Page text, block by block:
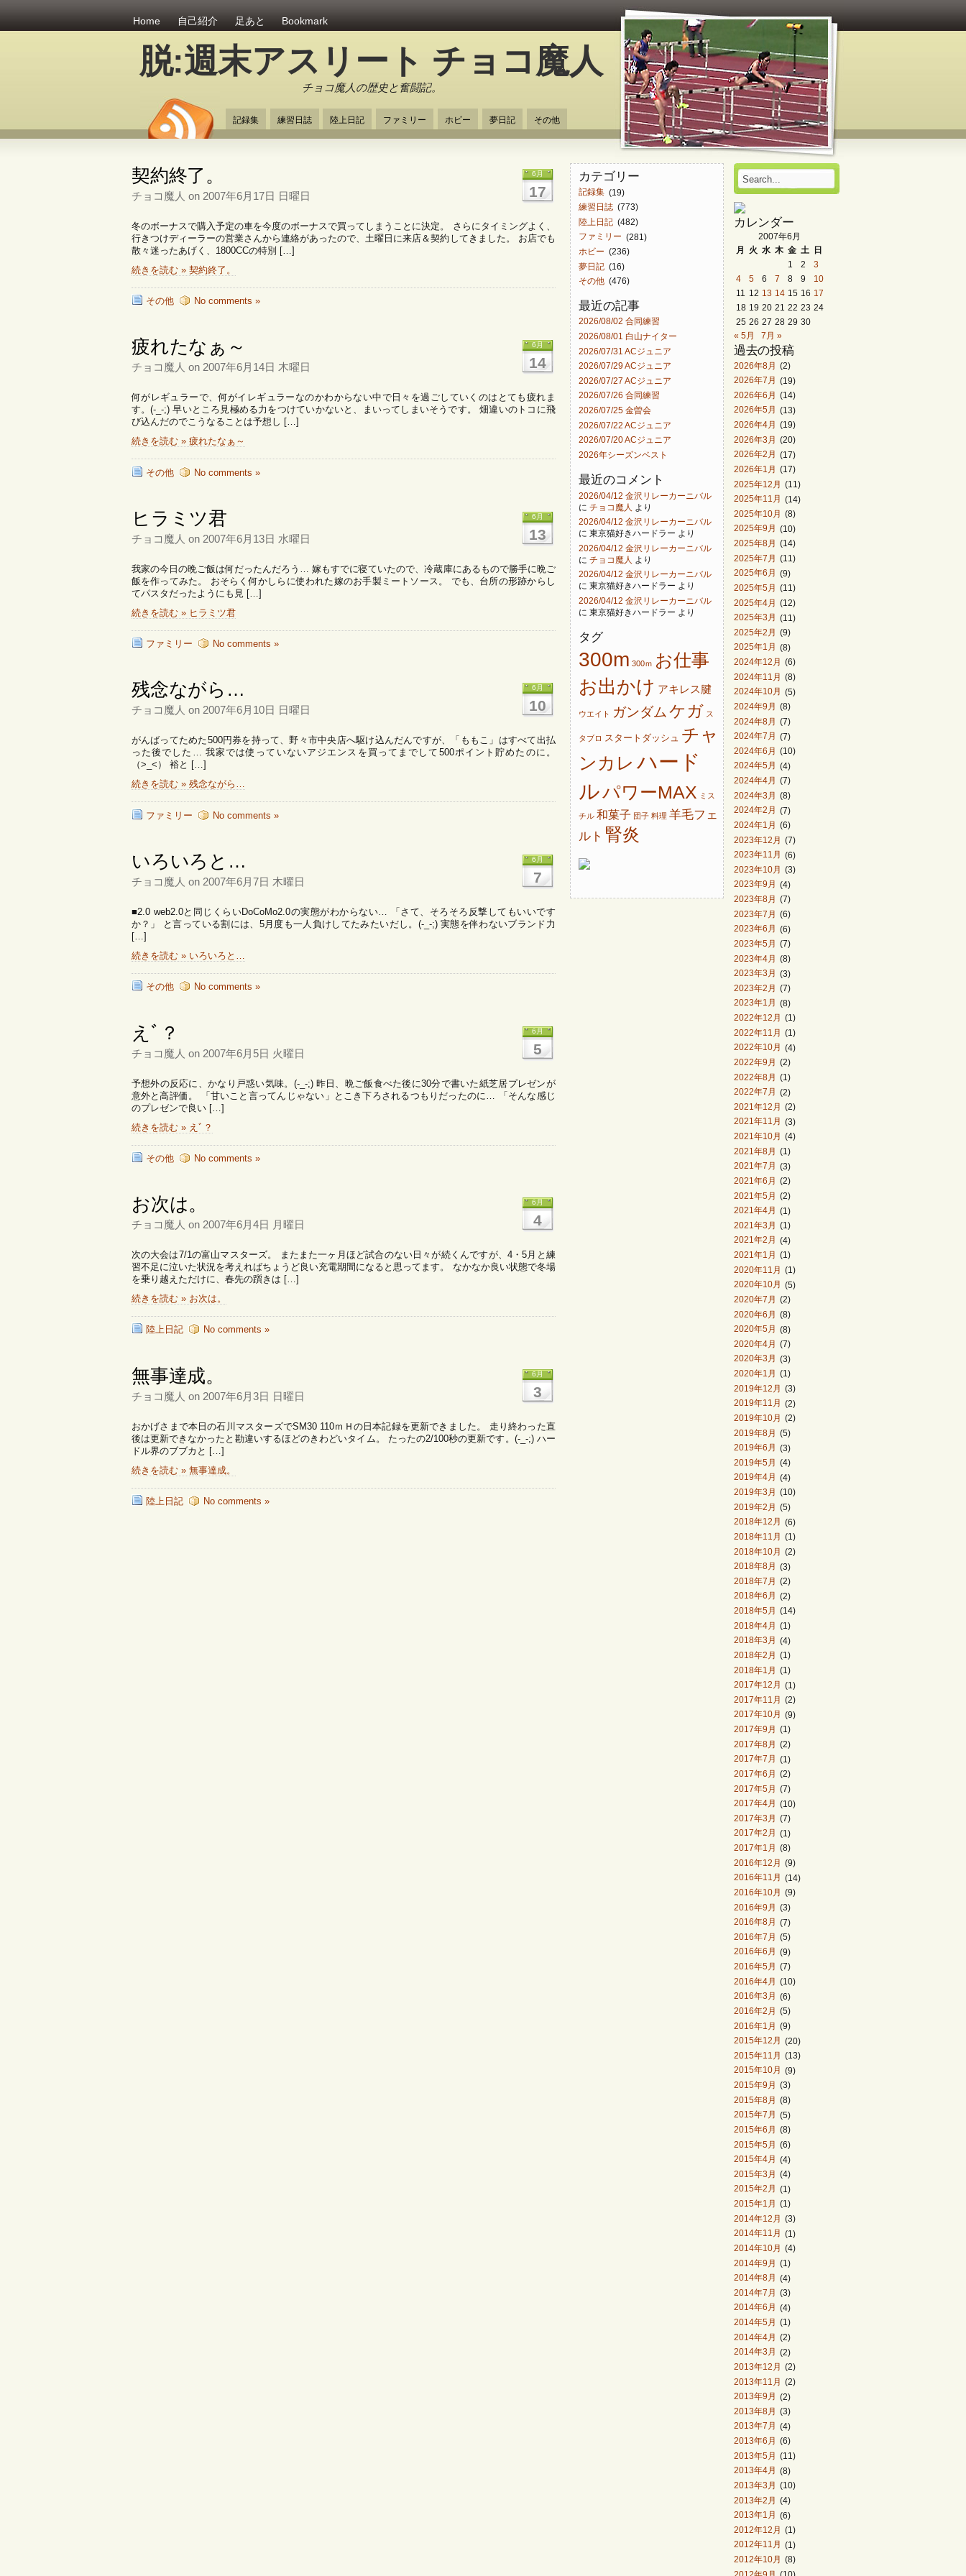
Home 自己紹介 足あと Bookmark
脱:週末アスリート チョコ魔人
チョコ魔人の歴史と奮闘記。
記録集 練習日誌 陸上日記 ファミリー ホビー 夢日記 その他
6月
17
契約終了。
チョコ魔人 on 2007年6月17日 日曜日
冬のボーナスで購入予定の車を今度のボーナスで買ってしまうことに決定。 さらにタイミングよく、
行きつけディーラーの営業さんから連絡があったので、土曜日に来店＆契約してきました。 お店でも
散々迷ったあげく、1800CCの特別 […]
続きを読む » 契約終了。
その他 No comments »
6月
14
疲れたなぁ～
チョコ魔人 on 2007年6月14日 木曜日
何がレギュラーで、何がイレギュラーなのかわからない中で日々を過ごしていくのはとても疲れま
す。(-_-;) 早いところ見極める力をつけていかないと、まいってしまいそうです。 畑違いのトコに飛
び込んだのでこうなることは予想し […]
続きを読む » 疲れたなぁ～
その他 No comments »
6月
13
ヒラミツ君
チョコ魔人 on 2007年6月13日 水曜日
我家の今日の晩ご飯は何だったんだろう… 嫁もすでに寝ていたので、冷蔵庫にあるもので勝手に晩ご
飯を作ってみた。 おそらく何かしらに使われた嫁のお手製ミートソース。 でも、台所の形跡からし
てパスタだったようにも見 […]
続きを読む » ヒラミツ君
ファミリー No comments »
6月
10
残念ながら…
チョコ魔人 on 2007年6月10日 日曜日
がんばってためた500円券を持って、野々市中央店へ駆け込んだんですが、「ももこ」はすべて出払
った後でした… 我家では使っていないアジエンスを買ってまでして500ポイント貯めたのに。
（>_<） 裕と […]
続きを読む » 残念ながら…
ファミリー No comments »
6月
7
いろいろと…
チョコ魔人 on 2007年6月7日 木曜日
■2.0 web2.0と同じくらいDoCoMo2.0の実態がわからない… 「さて、そろそろ反撃してもいいです
か？」 と言っている割には、5月度も一人負けしてたみたいだし。(-_-;) 実態を伴わないブランド力
[…]
続きを読む » いろいろと…
その他 No comments »
6月
5
えﾞ？
チョコ魔人 on 2007年6月5日 火曜日
予想外の反応に、かなり戸惑い気味。(-_-;) 昨日、晩ご飯食べた後に30分で書いた紙芝居プレゼンが
意外と高評価。 「甘いこと言ってんじゃない」とこき下ろされるつもりだったのに… 「そんな感じ
のプレゼンで良い […]
続きを読む » えﾞ？
その他 No comments »
6月
4
お次は。
チョコ魔人 on 2007年6月4日 月曜日
次の大会は7/1の富山マスターズ。 またまた一ヶ月ほど試合のない日々が続くんですが、4・5月と練
習不足に泣いた状況を考えればちょうど良い充電期間になると思ってます。 なかなか良い状態で冬場
を乗り越えただけに、春先の躓きは […]
続きを読む » お次は。
陸上日記 No comments »
6月
3
無事達成。
チョコ魔人 on 2007年6月3日 日曜日
おかげさまで本日の石川マスターズでSM30 110ｍＨの日本記録を更新できました。 走り終わった直
後は更新できなかったと勘違いするほどのきわどいタイム。 たったの2/100秒の更新です。(-_-;) ハー
ドル界のブブカと […]
続きを読む » 無事達成。
陸上日記 No comments »
カテゴリー
記録集 (19)
練習日誌 (773)
陸上日記 (482)
ファミリー (281)
ホビー (236)
夢日記 (16)
その他 (476)
最近の記事
2026/08/02 合同練習
2026/08/01 白山ナイター
2026/07/31 ACジュニア
2026/07/29 ACジュニア
2026/07/27 ACジュニア
2026/07/26 合同練習
2026/07/25 金曽会
2026/07/22 ACジュニア
2026/07/20 ACジュニア
2026年シーズンベスト
最近のコメント
2026/04/12 金沢リレーカーニバル
にチョコ魔人
より
2026/04/12 金沢リレーカーニバル
に東京猫好きハードラー より
2026/04/12 金沢リレーカーニバル
にチョコ魔人
より
2026/04/12 金沢リレーカーニバル
に東京猫好きハードラー より
2026/04/12 金沢リレーカーニバル
に東京猫好きハードラー より
タグ
300m 300ｍ お仕事
お出かけ アキレス腱
ウエイト ガンダム ケガ ス
タブロ スタートダッシュ チャ
ンカレ ハード
ルパワーMAX ミス
チル 和菓子 団子 料理 羊毛フェ
ルト 腎炎
カレンダー
2007年6月
月
火 水 木 金 土
日
1
2
3
4
5 6 7 8 9
10
11
12 13 14 15 16 17
18 19 20 21 22 23 24
25 26 27 28 29 30
« 5月
7月 »
過去の投稿
2026年8月 (2)
2026年7月
(19)
2026年6月
(14)
2026年5月
(13)
2026年4月
(19)
2026年3月 (20)
2026年2月
(17)
2026年1月
(17)
2025年12月 (11)
2025年11月
(14)
2025年10月
(8)
2025年9月
(10)
2025年8月
(14)
2025年7月 (11)
2025年6月
(9)
2025年5月
(11)
2025年4月 (12)
2025年3月
(11)
2025年2月
(9)
2025年1月
(8)
2024年12月
(6)
2024年11月 (8)
2024年10月
(5)
2024年9月
(8)
2024年8月 (7)
2024年7月
(7)
2024年6月
(10)
2024年5月
(4)
2024年4月
(7)
2024年3月 (8)
2024年2月
(7)
2024年1月
(6)
2023年12月 (7)
2023年11月
(6)
2023年10月
(3)
2023年9月
(4)
2023年8月
(7)
2023年7月 (6)
2023年6月
(6)
2023年5月
(7)
2023年4月 (8)
2023年3月
(3)
2023年2月
(7)
2023年1月
(8)
2022年12月
(1)
2022年11月 (1)
2022年10月
(4)
2022年9月
(2)
2022年8月 (1)
2022年7月
(2)
2021年12月
(2)
2021年11月
(3)
2021年10月
(4)
2021年8月 (1)
2021年7月
(3)
2021年6月
(2)
2021年5月 (2)
2021年4月
(1)
2021年3月
(1)
2021年2月
(4)
2021年1月
(1)
2020年11月 (1)
2020年10月
(5)
2020年7月
(2)
2020年6月 (8)
2020年5月
(8)
2020年4月
(7)
2020年3月
(3)
2020年1月
(1)
2019年12月 (3)
2019年11月
(2)
2019年10月
(2)
2019年8月 (5)
2019年6月
(3)
2019年5月
(4)
2019年4月
(4)
2019年3月
(10)
2019年2月 (5)
2018年12月
(6)
2018年11月
(1)
2018年10月 (2)
2018年8月
(3)
2018年7月
(2)
2018年6月
(2)
2018年5月
(14)
2018年4月 (1)
2018年3月
(4)
2018年2月
(1)
2018年1月 (1)
2017年12月
(1)
2017年11月
(2)
2017年10月
(9)
2017年9月
(1)
2017年8月 (2)
2017年7月
(1)
2017年6月
(2)
2017年5月 (7)
2017年4月
(10)
2017年3月
(7)
2017年2月
(1)
2017年1月
(8)
2016年12月 (9)
2016年11月
(14)
2016年10月
(9)
2016年9月 (3)
2016年8月
(7)
2016年7月
(5)
2016年6月
(9)
2016年5月
(7)
2016年4月 (10)
2016年3月
(6)
2016年2月
(5)
2016年1月 (9)
2015年12月
(20)
2015年11月
(13)
2015年10月
(9)
2015年9月
(3)
2015年8月 (8)
2015年7月
(5)
2015年6月
(8)
2015年5月 (6)
2015年4月
(4)
2015年3月
(4)
2015年2月
(1)
2015年1月
(1)
2014年12月 (3)
2014年11月
(1)
2014年10月
(4)
2014年9月 (1)
2014年8月
(4)
2014年7月
(3)
2014年6月
(4)
2014年5月
(1)
2014年4月 (2)
2014年3月
(2)
2013年12月
(2)
2013年11月 (2)
2013年9月
(2)
2013年8月
(3)
2013年7月
(4)
2013年6月
(6)
2013年5月 (11)
2013年4月
(8)
2013年3月
(10)
2013年2月 (4)
2013年1月
(6)
2012年12月
(1)
2012年11月
(1)
2012年10月
(8)